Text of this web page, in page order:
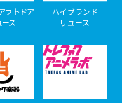
ウトドア
ース
ハイブランド
リユース